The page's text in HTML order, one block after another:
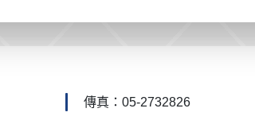
傳真：05-2732826